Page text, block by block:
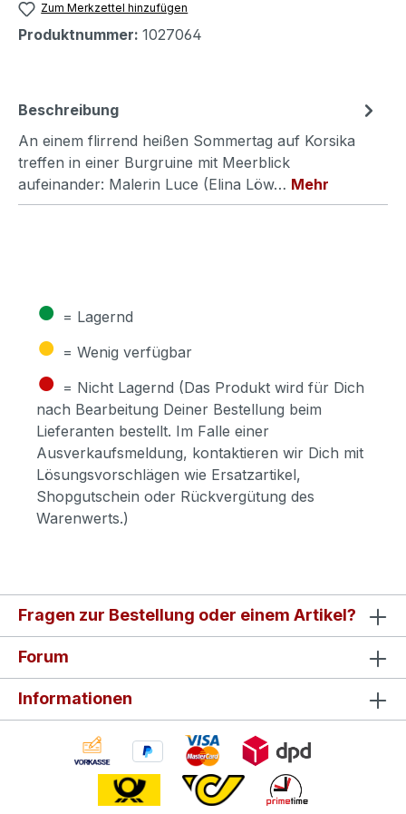
Zum Merkzettel hinzufügen
Produktnummer: 1027064
Beschreibung
An einem flirrend heißen Sommertag auf Korsika
treffen in einer Burgruine mit Meerblick
aufeinander: Malerin Luce (Elina Löw… Mehr
● = Lagernd
● = Wenig verfügbar
● = Nicht Lagernd (Das Produkt wird für Dich
nach Bearbeitung Deiner Bestellung beim
Lieferanten bestellt. Im Falle einer
Ausverkaufsmeldung, kontaktieren wir Dich mit
Lösungsvorschlägen wie Ersatzartikel,
Shopgutschein oder Rückvergütung des
Warenwerts.)
Fragen zur Bestellung oder einem Artikel?
Forum
Informationen